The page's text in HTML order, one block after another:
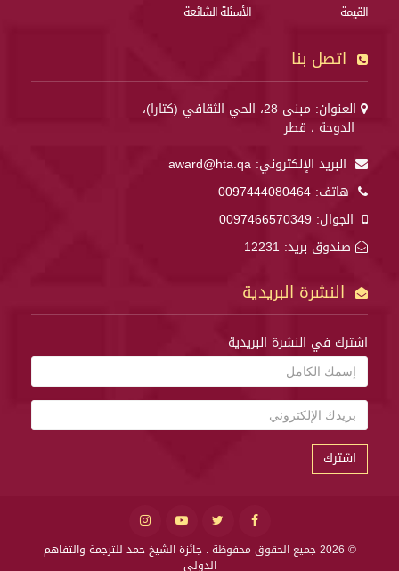
القيمة
الأسئلة الشائعة
اتصل بنا
العنوان: مبنى 28، الحي الثقافي (كتارا)،
الدوحة ، قطر
البريد الإلكتروني: award@hta.qa
هاتف: 0097444080464
الجوال: 0097466570349
صندوق بريد: 12231
النشرة البريدية
اشترك في النشرة البريدية
اشترك
© 2026 جميع الحقوق محفوظة .
جائزة الشيخ حمد للترجمة والتفاهم
الدولي